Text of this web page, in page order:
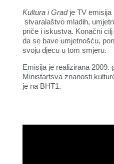
Kultura i Gradje TV emisija
stvaralaštvo mladih,
priče i iskustva. Konačni
da se bave umjetnošću,
svoju djecu u tom smjeru.
Emisija je realizirana 2009.
Ministartsva znanosti
je na BHT1.